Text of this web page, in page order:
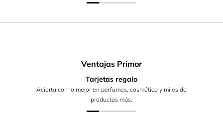
Ventajas Primor
Tarjetas regalo
Acierta con lo mejor en perfumes, cosmética y miles de
productos más.